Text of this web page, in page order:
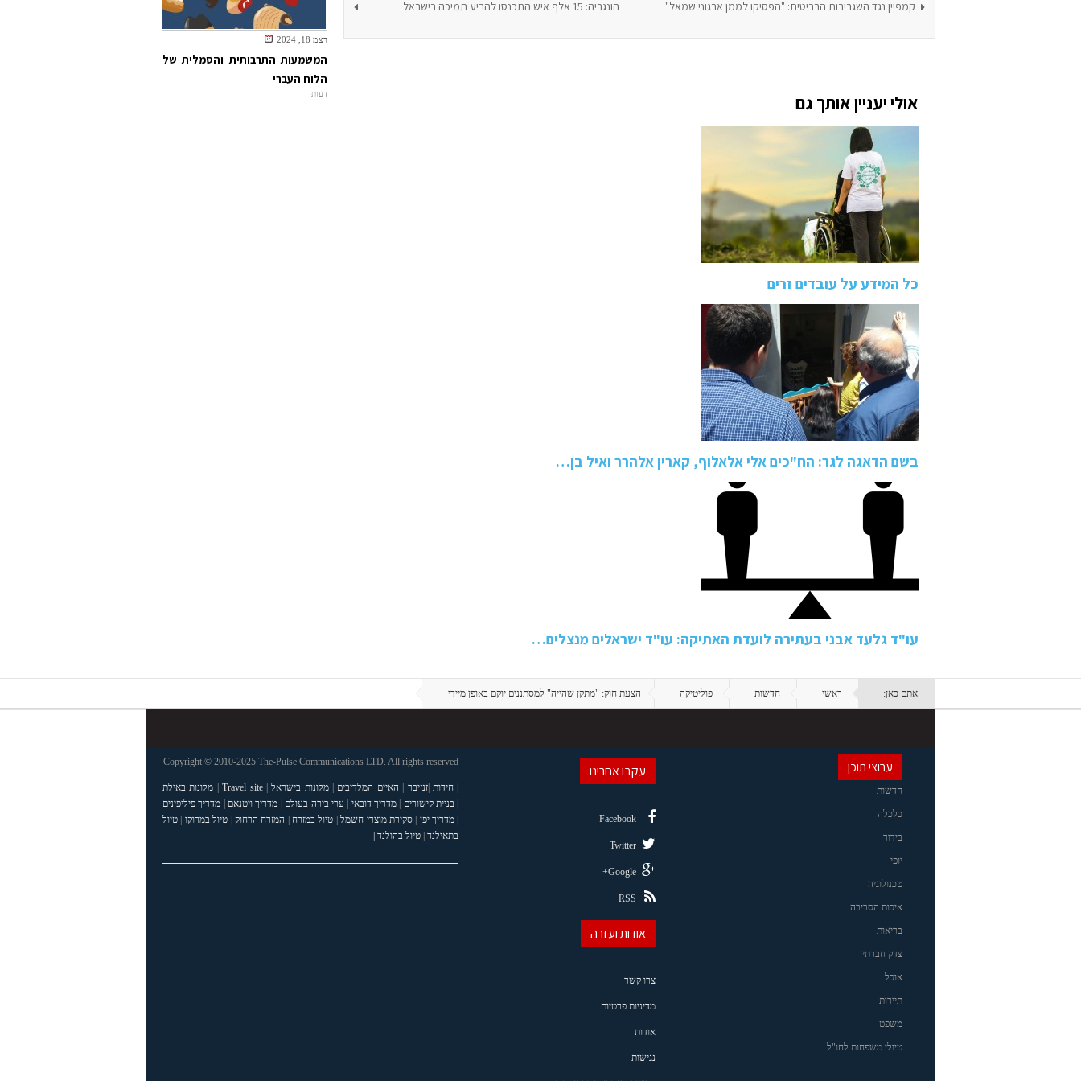
הונגריה: 15 אלף איש התכנסו להביע תמיכה בישראל קמפיין נגד השגרירות הבריטית: "הפסיקו לממן ארגוני שמאל"
אולי יעניין אותך גם
כל המידע על עובדים זרים
בשם הדאגה לגר: הח"כים אלי אלאלוף, קארין אלהרר ואיל בן…
עו"ד גלעד אבני בעתירה לועדת האתיקה: עו"ד ישראלים מנצלים…
דצמ 18, 2024
המשמעות התרבותית והסמלית של
הלוח העברי
דעות
אתם כאן: ראשי חדשות פוליטיקה הצעת חוק: "מתקן שהייה" למסתננים יוקם באופן מיידי
ערוצי תוכן
חדשות
כלכלה
בידור
יופי
טכנולוגיה
איכות הסביבה
בריאות
צדק חברתי
אוכל
תיירות
משפט
טיולי משפחות לחו"ל
עקבו אחרינו
Facebook
Twitter
Google+
RSS
אודות ועזרה
צרו קשר
מדיניות פרטיות
אודות
נגישות
Copyright © 2010-2025 The-Pulse Communications LTD. All rights reserved
| חידות |זנזיבר | האיים המלדיבים |מלונות בישראל|
Travel site
| מלונות באילת
| בניית קישורים |מדריך דובאי | ערי בירה בעולם | מדריך ויטנאם | מדריך פיליפינים
| מדריך יפן |סקירת מוצרי חשמל| טיול במזרח | המזרח הרחוק | טיול במרוקו | טיול
בתאילנד| טיול בהולנד |